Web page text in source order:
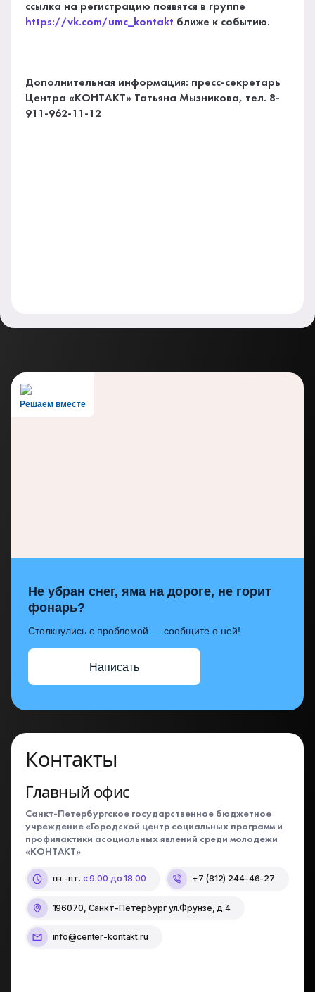
ссылка на регистрацию появятся в группе
https://vk.com/umc_kontakt ближе к событию.
Дополнительная информация: пресс-секретарь
Центра «КОНТАКТ» Татьяна Мызникова, тел. 8-
911-962-11-12
Решаем вместе
Не убран снег, яма на дороге, не горит
фонарь?
Столкнулись с проблемой — сообщите о ней!
Написать
Контакты
Главный офис
Санкт-Петербургское государственное бюджетное
учреждение «Городской центр социальных программ и
профилактики асоциальных явлений среди молодежи
«КОНТАКТ»
пн.-пт. с 9.00 до 18.00 +7 (812) 244-46-27
196070, Санкт-Петербург ул.Фрунзе, д.4
info@center-kontakt.ru